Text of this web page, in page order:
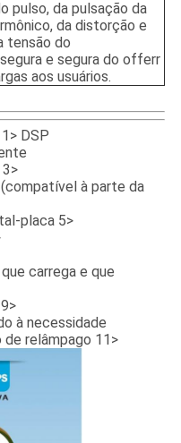
pulso, da pulsação da
da distorção e
tensão do
e segura do offerr
aos usuários.
DSP
(compatível à parte da
placa 5>
carrega e que
à necessidade
relâmpago 11>